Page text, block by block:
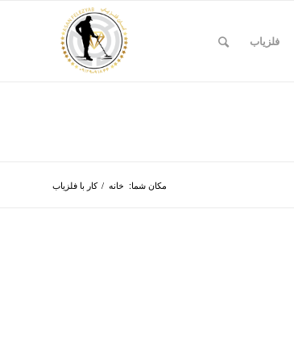
فلزیاب
مکان شما: خانه / کار با فلزیاب